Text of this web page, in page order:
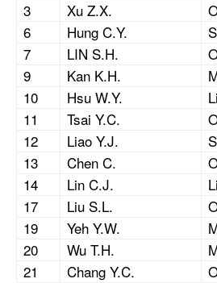
3
Xu Z.X.
6
Hung C.Y.
7
LIN S.H.
9
Kan K.H.
10
Hsu W.Y.
11
Tsai Y.C.
12
Liao Y.J.
13
Chen C.
14
Lin C.J.
17
Liu S.L.
19
Yeh Y.W.
20
Wu T.H.
21
Chang Y.C.